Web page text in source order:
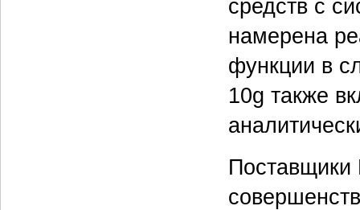
средств с
намерена
функции в
10g также